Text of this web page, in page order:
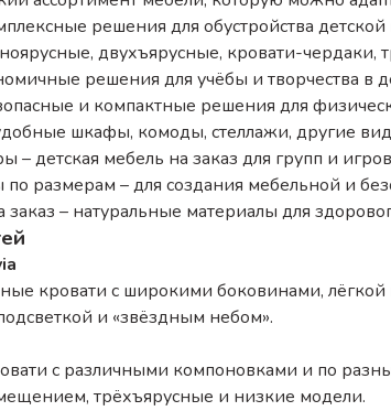
решения для обустройства детской
двухъярусные, кровати-чердаки,
решения для учёбы и творчества в
и компактные решения для
шкафы, комоды, стеллажи, другие
– детская мебель на заказ для групп и
размерам – для создания мебельной и
заказ – натуральные материалы для
кровати с широкими боковинами,
и «звёздным небом».
с различными компоновками и по
трёхъярусные и низкие модели.